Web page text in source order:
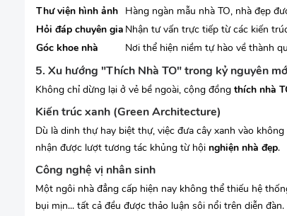
Thư viện hình ảnh Hàng ngàn mẫu nhà TO, nhà đẹp
Hỏi đáp chuyên gia Nhận tư vấn trực tiếp từ các kiến
Góc khoe nhà
Nơi thể hiện niềm tự hào về thành
5. Xu hướng "Thích Nhà TO" trong kỷ nguyên
Không chỉ dừng lại ở vẻ bề ngoài, cộng đồng thích nhà
Kiến trúc xanh (Green Architecture)
Dù là dinh thự hay biệt thự, việc đưa cây xanh vào
nhận được lượt tương tác khủng từ hội nghiện nhà đẹp.
Công nghệ vị nhân sinh
Một ngôi nhà đẳng cấp hiện nay không thể thiếu hệ
bụi mịn... tất cả đều được thảo luận sôi nổi trên diễn đàn.